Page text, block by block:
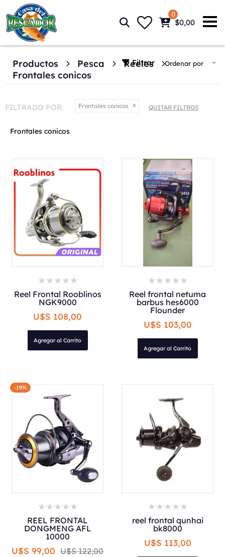
0
$0,00
Productos Pesca
Reeles
Frontales conicos
Filtrar Ordenar por
FILTRADO POR: Frontales conicos QUITAR FILTROS
Frontales conicos
Reel Frontal Rooblinos
NGK9000
U$S 108,00
Agregar al Carrito
Reel frontal netuma
barbus hes6000
Flounder
U$S 103,00
Agregar al Carrito
-19%
REEL FRONTAL
DONGMENG AFL
10000
U$S 99,00 U$S 122,00
reel frontal qunhai
bk8000
U$S 113,00